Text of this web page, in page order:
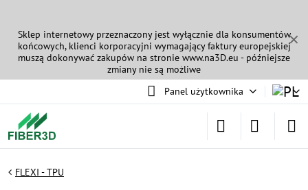
✕
Sklep internetowy przeznaczony jest wyłącznie dla konsumentów
końcowych, klienci korporacyjni wymagający faktury europejskiej
muszą dokonywać zakupów na stronie www.na3D.eu - późniejsze
zmiany nie są możliwe
Panel użytkownika
FLEXI - TPU